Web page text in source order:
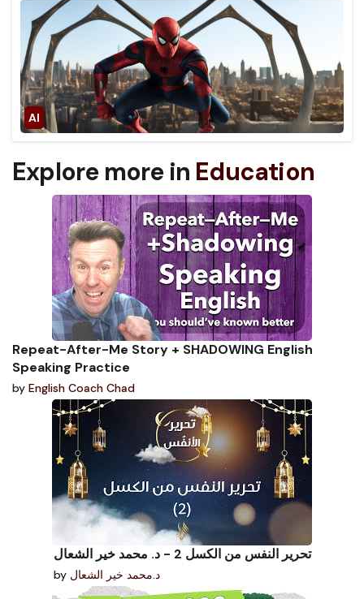
Explore more in Education
Repeat-After-Me Story + SHADOWING English
Speaking Practice
by English Coach Chad
تحرير النفس من الكسل 2 - د. محمد خير الشعال
by د.محمد خير الشعال